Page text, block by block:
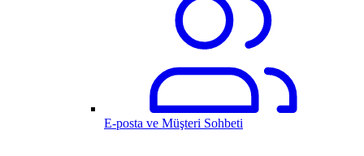
E-posta ve Müşteri Sohbeti